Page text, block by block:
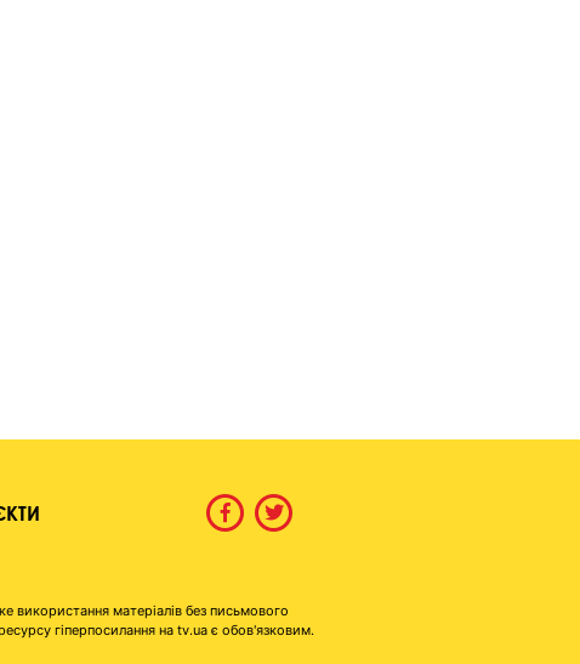
матеріалів без письмового
гіперпосилання на tv.ua є обов'язковим.